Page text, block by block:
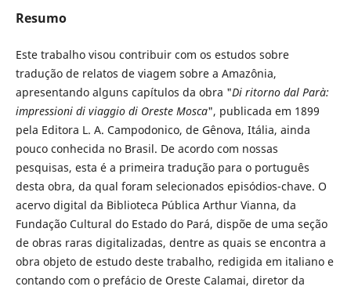
Resumo
Este trabalho visou contribuir com os estudos sobre
tradução de relatos de viagem sobre a Amazônia,
apresentando alguns capítulos da obra "Di ritorno dal Parà:
impressioni di viaggio di Oreste Mosca", publicada em 1899
pela Editora L. A. Campodonico, de Gênova, Itália, ainda
pouco conhecida no Brasil. De acordo com nossas
pesquisas, esta é a primeira tradução para o português
desta obra, da qual foram selecionados episódios-chave. O
acervo digital da Biblioteca Pública Arthur Vianna, da
Fundação Cultural do Estado do Pará, dispõe de uma seção
de obras raras digitalizadas, dentre as quais se encontra a
obra objeto de estudo deste trabalho, redigida em italiano e
contando com o prefácio de Oreste Calamai, diretor da